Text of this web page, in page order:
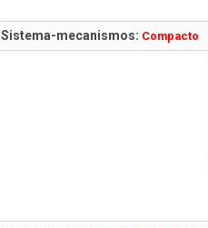
Sistema-mecanismos: Compacto